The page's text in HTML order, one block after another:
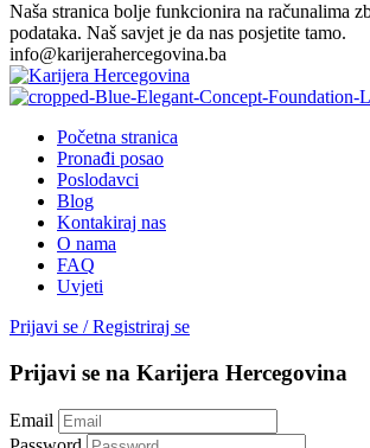
Naša stranica bolje funkcionira na računalima
podataka. Naš savjet je da nas posjetite tamo.
info@karijerahercegovina.ba
Početna stranica
Pronađi posao
Poslodavci
Blog
Kontakiraj nas
O nama
FAQ
Uvjeti
Prijavi se / Registriraj se
Prijavi se na Karijera Hercegovina
Email